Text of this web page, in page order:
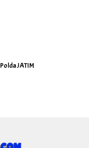
Polda JATIM